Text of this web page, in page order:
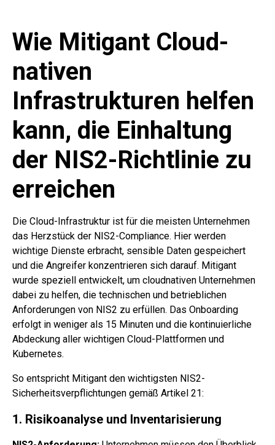
Wie Mitigant Cloud-
nativen
Infrastrukturen helfen
kann, die Einhaltung
der NIS2-Richtlinie zu
erreichen
Die Cloud-Infrastruktur ist für die meisten Unternehmen
das Herzstück der NIS2-Compliance. Hier werden
wichtige Dienste erbracht, sensible Daten gespeichert
und die Angreifer konzentrieren sich darauf. Mitigant
wurde speziell entwickelt, um cloudnativen Unternehmen
dabei zu helfen, die technischen und betrieblichen
Anforderungen von NIS2 zu erfüllen. Das Onboarding
erfolgt in weniger als 15 Minuten und die kontinuierliche
Abdeckung aller wichtigen Cloud-Plattformen und
Kubernetes.
So entspricht Mitigant den wichtigsten NIS2-
Sicherheitsverpflichtungen gemäß Artikel 21:
1. Risikoanalyse und Inventarisierung